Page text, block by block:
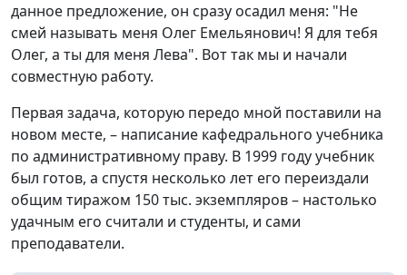
данное предложение, он сразу осадил меня: "Не
смей называть меня Олег Емельянович! Я для тебя
Олег, а ты для меня Лева". Вот так мы и начали
совместную работу.
Первая задача, которую передо мной поставили на
новом месте, – написание кафедрального учебника
по административному праву. В 1999 году учебник
был готов, а спустя несколько лет его переиздали
общим тиражом 150 тыс. экземпляров – настолько
удачным его считали и студенты, и сами
преподаватели.